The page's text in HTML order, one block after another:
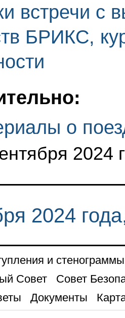
встречи с
БРИКС,
о
2024
2024
и стенограммы
Совет
Совет
Документы